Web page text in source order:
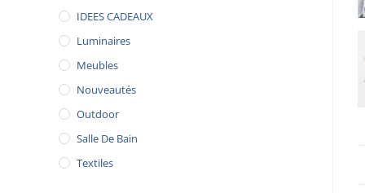
IDEES CADEAUX
Luminaires
Meubles
Nouveautés
Outdoor
Salle De Bain
Textiles